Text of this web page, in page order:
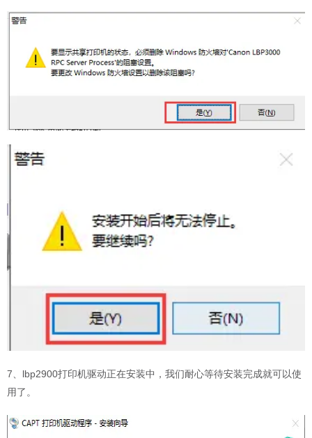
7、lbp2900打印机驱动正在安装中，我们耐心等待安装完成就可以使
用了。